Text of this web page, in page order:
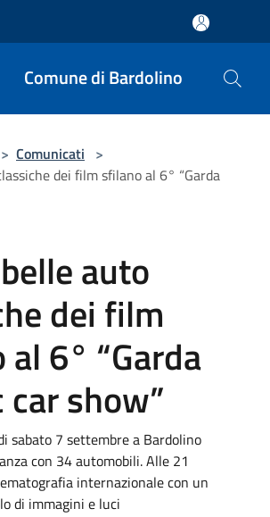
Comune di Bardolino
> Comunicati >
dei film sfilano al 6° “Garda
auto
dei film
6° “Garda
show”
sabato 7 settembre a Bardolino
con 34 automobili. Alle 21
internazionale con un
di immagini e luci